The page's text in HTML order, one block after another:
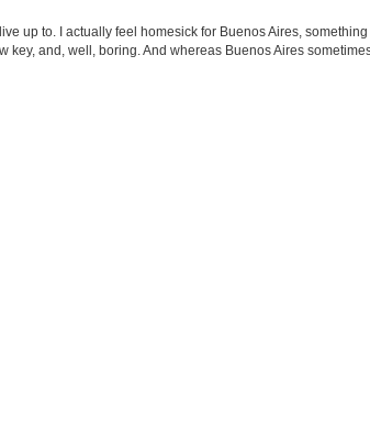
up to. I actually feel homesick for Buenos Aires,
key, and, well, boring. And whereas Buenos Aires